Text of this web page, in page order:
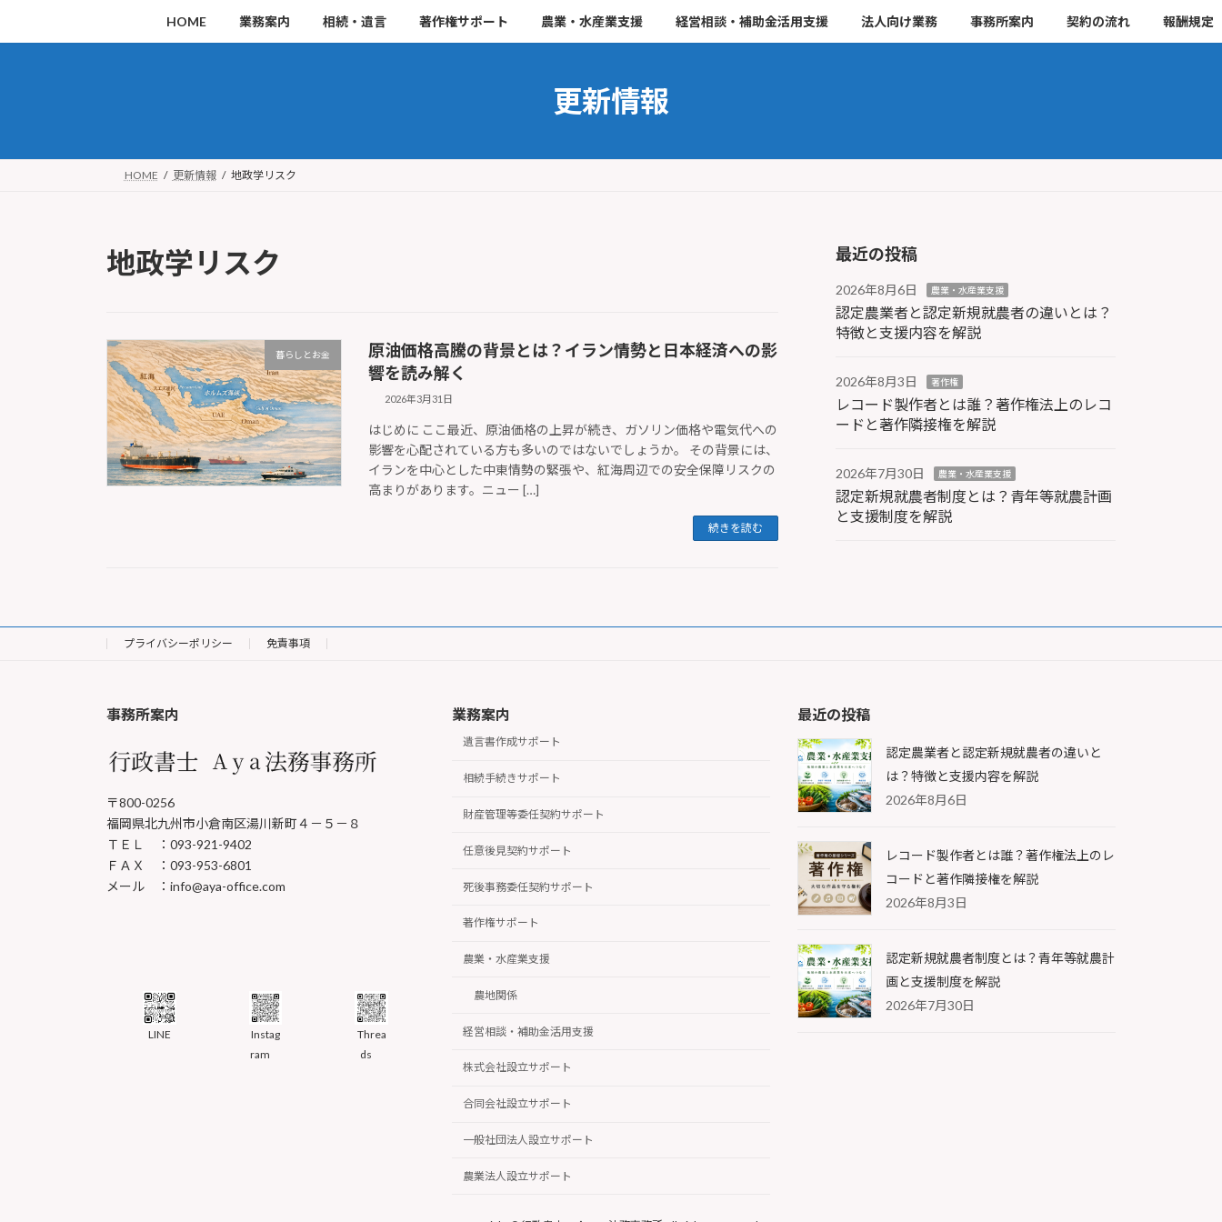
ン
ビ
HOME 業務案内 相続・遺言 著作権サポート 農業・水産業支援 経営相談・補助金活用支援 法人向け業務 事務所案内 契約の流れ 報酬規定
更新情報
HOME 更新情報 地政学リスク
地政学リスク
暮らしとお金
原油価格高騰の背景とは？イラン情勢と日本経済への影
響を読み解く
2026年3月31日
はじめに ここ最近、原油価格の上昇が続き、ガソリン価格や電気代への
影響を心配されている方も多いのではないでしょうか。 その背景には、
イランを中心とした中東情勢の緊張や、紅海周辺での安全保障リスクの
高まりがあります。ニュー […]
続きを読む
最近の投稿
2026年8月6日 農業・水産業支援
認定農業者と認定新規就農者の違いとは？
特徴と支援内容を解説
2026年8月3日 著作権
レコード製作者とは誰？著作権法上のレコ
ードと著作隣接権を解説
2026年7月30日 農業・水産業支援
認定新規就農者制度とは？青年等就農計画
と支援制度を解説
プライバシーポリシー 免責事項
事務所案内
〒800-0256
福岡県北九州市小倉南区湯川新町４－５－８
ＴＥＬ ：093-921-9402
ＦＡＸ ：093-953-6801
メール ：info@aya-office.com
LINE
Instag
ram
Threa
ds
業務案内
遺言書作成サポート
相続手続きサポート
財産管理等委任契約サポート
任意後見契約サポート
死後事務委任契約サポート
著作権サポート
農業・水産業支援
農地関係
経営相談・補助金活用支援
株式会社設立サポート
合同会社設立サポート
一般社団法人設立サポート
農業法人設立サポート
最近の投稿
認定農業者と認定新規就農者の違いと
は？特徴と支援内容を解説
2026年8月6日
レコード製作者とは誰？著作権法上のレ
コードと著作隣接権を解説
2026年8月3日
認定新規就農者制度とは？青年等就農計
画と支援制度を解説
2026年7月30日